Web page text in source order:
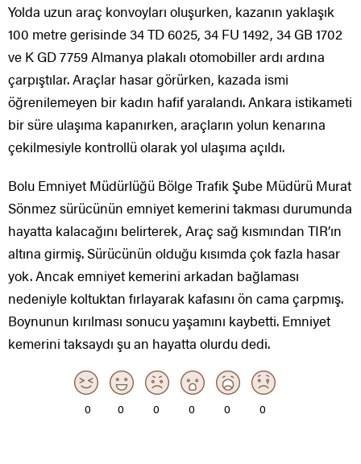
Yolda uzun araç konvoyları oluşurken, kazanın yaklaşık
100 metre gerisinde 34 TD 6025, 34 FU 1492, 34 GB 1702
ve K GD 7759 Almanya plakalı otomobiller ardı ardına
çarpıştılar. Araçlar hasar görürken, kazada ismi
öğrenilemeyen bir kadın hafif yaralandı. Ankara istikameti
bir süre ulaşıma kapanırken, araçların yolun kenarına
çekilmesiyle kontrollü olarak yol ulaşıma açıldı.
Bolu Emniyet Müdürlüğü Bölge Trafik Şube Müdürü Murat
Sönmez sürücünün emniyet kemerini takması durumunda
hayatta kalacağını belirterek, Araç sağ kısmından TIR’ın
altına girmiş. Sürücünün olduğu kısımda çok fazla hasar
yok. Ancak emniyet kemerini arkadan bağlaması
nedeniyle koltuktan fırlayarak kafasını ön cama çarpmış.
Boynunun kırılması sonucu yaşamını kaybetti. Emniyet
kemerini taksaydı şu an hayatta olurdu dedi.
0 0 0 0 0 0